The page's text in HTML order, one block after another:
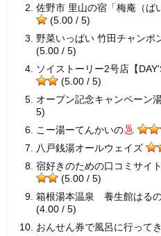
佐野市 里山の宿「梅庵（ば
(5.00 / 5)
野菜いっぱい 竹田チャンポ
(5.00 / 5)
ソイストーリー2号店【
(5.00 / 5)
オープン記念キャンペーン
5)
こー湯ーてんかいの
八戸銭湯オールウェイズ
宿好きのための口コミサイ
(5.00 / 5)
箱根湯本温泉 養生館はる
(4.00 / 5)
おんせん券で風呂に行って